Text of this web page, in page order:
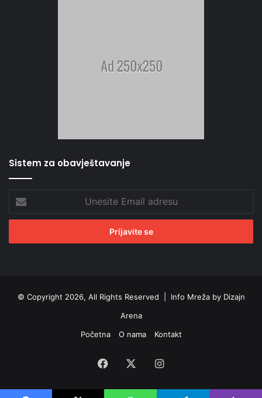
Sistem za obavještavanje
Email
adresu
© Copyright 2026, All Rights Reserved | Info Mreža by Dizajn
Arena
Početna
O nama Kontakt
Facebook Instagram